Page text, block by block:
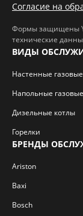
Согласие на
Формы защищены
технические
ВИДЫ
Настенные
Напольные
Дизельные котлы
Горелки
БРЕНДЫ
Ariston
Baxi
Bosch